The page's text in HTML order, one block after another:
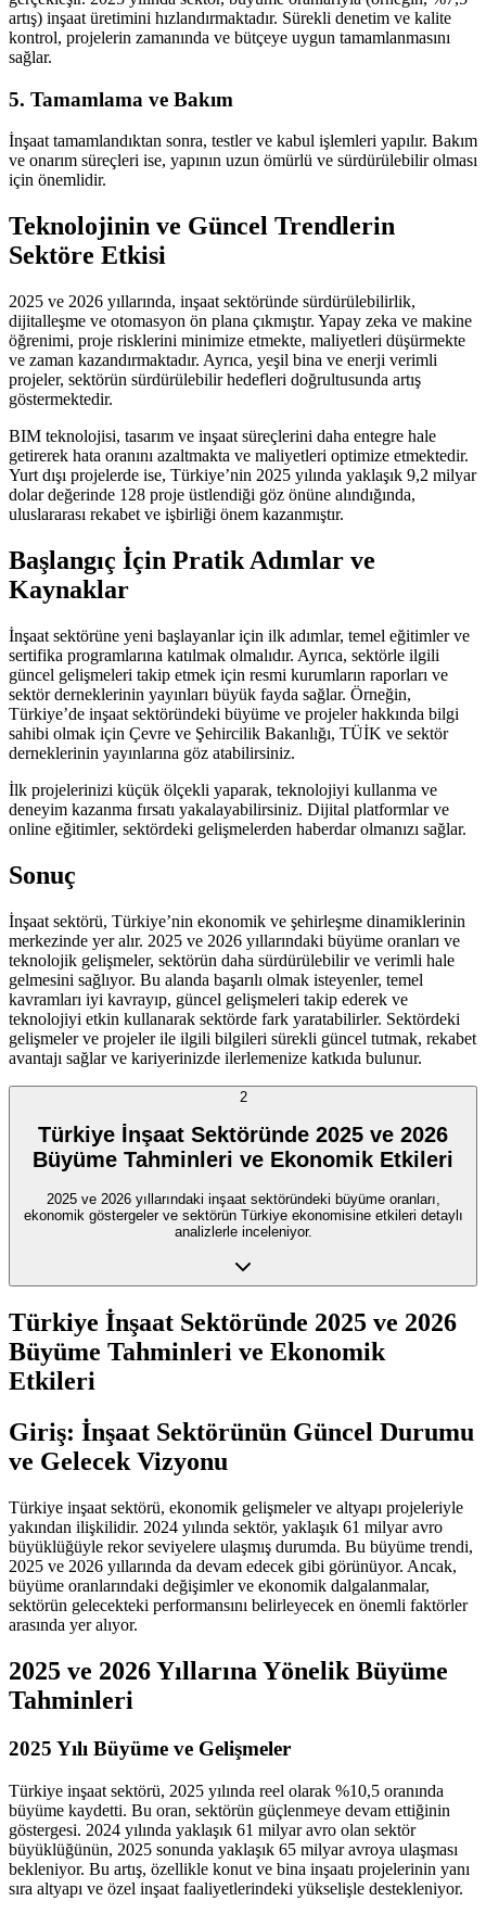
artış) inşaat üretimini hızlandırmaktadır. Sürekli denetim ve kalite
kontrol, projelerin zamanında ve bütçeye uygun tamamlanmasını
sağlar.
5. Tamamlama ve Bakım
İnşaat tamamlandıktan sonra, testler ve kabul işlemleri yapılır. Bakım
ve onarım süreçleri ise, yapının uzun ömürlü ve sürdürülebilir olması
için önemlidir.
Teknolojinin ve Güncel Trendlerin
Sektöre Etkisi
2025 ve 2026 yıllarında, inşaat sektöründe sürdürülebilirlik,
dijitalleşme ve otomasyon ön plana çıkmıştır. Yapay zeka ve makine
öğrenimi, proje risklerini minimize etmekte, maliyetleri düşürmekte
ve zaman kazandırmaktadır. Ayrıca, yeşil bina ve enerji verimli
projeler, sektörün sürdürülebilir hedefleri doğrultusunda artış
göstermektedir.
BIM teknolojisi, tasarım ve inşaat süreçlerini daha entegre hale
getirerek hata oranını azaltmakta ve maliyetleri optimize etmektedir.
Yurt dışı projelerde ise, Türkiye’nin 2025 yılında yaklaşık 9,2 milyar
dolar değerinde 128 proje üstlendiği göz önüne alındığında,
uluslararası rekabet ve işbirliği önem kazanmıştır.
Başlangıç İçin Pratik Adımlar ve
Kaynaklar
İnşaat sektörüne yeni başlayanlar için ilk adımlar, temel eğitimler ve
sertifika programlarına katılmak olmalıdır. Ayrıca, sektörle ilgili
güncel gelişmeleri takip etmek için resmi kurumların raporları ve
sektör derneklerinin yayınları büyük fayda sağlar. Örneğin,
Türkiye’de inşaat sektöründeki büyüme ve projeler hakkında bilgi
sahibi olmak için Çevre ve Şehircilik Bakanlığı, TÜİK ve sektör
derneklerinin yayınlarına göz atabilirsiniz.
İlk projelerinizi küçük ölçekli yaparak, teknolojiyi kullanma ve
deneyim kazanma fırsatı yakalayabilirsiniz. Dijital platformlar ve
online eğitimler, sektördeki gelişmelerden haberdar olmanızı sağlar.
Sonuç
İnşaat sektörü, Türkiye’nin ekonomik ve şehirleşme dinamiklerinin
merkezinde yer alır. 2025 ve 2026 yıllarındaki büyüme oranları ve
teknolojik gelişmeler, sektörün daha sürdürülebilir ve verimli hale
gelmesini sağlıyor. Bu alanda başarılı olmak isteyenler, temel
kavramları iyi kavrayıp, güncel gelişmeleri takip ederek ve
teknolojiyi etkin kullanarak sektörde fark yaratabilirler. Sektördeki
gelişmeler ve projeler ile ilgili bilgileri sürekli güncel tutmak, rekabet
avantajı sağlar ve kariyerinizde ilerlemenize katkıda bulunur.
2
Türkiye İnşaat Sektöründe 2025 ve 2026
Büyüme Tahminleri ve Ekonomik Etkileri
2025 ve 2026 yıllarındaki inşaat sektöründeki büyüme oranları,
ekonomik göstergeler ve sektörün Türkiye ekonomisine etkileri detaylı
analizlerle inceleniyor.
Türkiye İnşaat Sektöründe 2025 ve 2026
Büyüme Tahminleri ve Ekonomik
Etkileri
Giriş: İnşaat Sektörünün Güncel Durumu
ve Gelecek Vizyonu
Türkiye inşaat sektörü, ekonomik gelişmeler ve altyapı projeleriyle
yakından ilişkilidir. 2024 yılında sektör, yaklaşık 61 milyar avro
büyüklüğüyle rekor seviyelere ulaşmış durumda. Bu büyüme trendi,
2025 ve 2026 yıllarında da devam edecek gibi görünüyor. Ancak,
büyüme oranlarındaki değişimler ve ekonomik dalgalanmalar,
sektörün gelecekteki performansını belirleyecek en önemli faktörler
arasında yer alıyor.
2025 ve 2026 Yıllarına Yönelik Büyüme
Tahminleri
2025 Yılı Büyüme ve Gelişmeler
Türkiye inşaat sektörü, 2025 yılında reel olarak %10,5 oranında
büyüme kaydetti. Bu oran, sektörün güçlenmeye devam ettiğinin
göstergesi. 2024 yılında yaklaşık 61 milyar avro olan sektör
büyüklüğünün, 2025 sonunda yaklaşık 65 milyar avroya ulaşması
bekleniyor. Bu artış, özellikle konut ve bina inşaatı projelerinin yanı
sıra altyapı ve özel inşaat faaliyetlerindeki yükselişle destekleniyor.